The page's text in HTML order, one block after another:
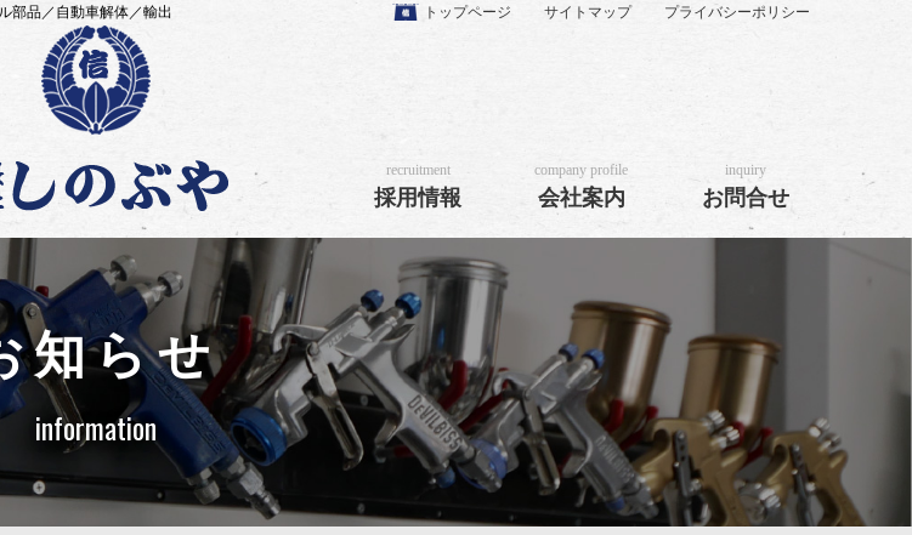
部品／自動車解体／輸出 トップページ サイトマップ プライバシーポリシー
recruitment
採用情報
company profile
会社案内
inquiry
お問合せ
知らせ
information